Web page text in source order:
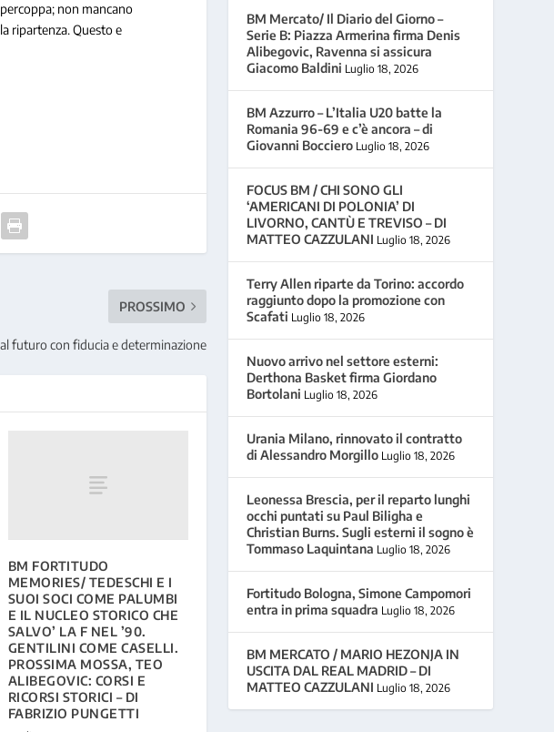
non mancano
ripartenza. Questo e
PROSSIMO
futuro con fiducia e determinazione
BM FORTITUDO
MEMORIES/ TEDESCHI E I
SUOI SOCI COME PALUMBI
E IL NUCLEO STORICO CHE
SALVO’ LA F NEL ’90.
GENTILINI COME CASELLI.
PROSSIMA MOSSA, TEO
ALIBEGOVIC: CORSI E
RICORSI STORICI – DI
FABRIZIO PUNGETTI
BM Mercato/ Il Diario del Giorno –
Serie B: Piazza Armerina firma Denis
Alibegovic, Ravenna si assicura
Giacomo Baldini Luglio 18, 2026
BM Azzurro – L’Italia U20 batte la
Romania 96-69 e c’è ancora – di
Giovanni Bocciero Luglio 18, 2026
FOCUS BM / CHI SONO GLI
‘AMERICANI DI POLONIA’ DI
LIVORNO, CANTÙ E TREVISO – DI
MATTEO CAZZULANI Luglio 18, 2026
Terry Allen riparte da Torino: accordo
raggiunto dopo la promozione con
Scafati Luglio 18, 2026
Nuovo arrivo nel settore esterni:
Derthona Basket firma Giordano
Bortolani Luglio 18, 2026
Urania Milano, rinnovato il contratto
di Alessandro Morgillo Luglio 18, 2026
Leonessa Brescia, per il reparto lunghi
occhi puntati su Paul Biligha e
Christian Burns. Sugli esterni il sogno è
Tommaso Laquintana Luglio 18, 2026
Fortitudo Bologna, Simone Campomori
entra in prima squadra Luglio 18, 2026
BM MERCATO / MARIO HEZONJA IN
USCITA DAL REAL MADRID – DI
MATTEO CAZZULANI Luglio 18, 2026